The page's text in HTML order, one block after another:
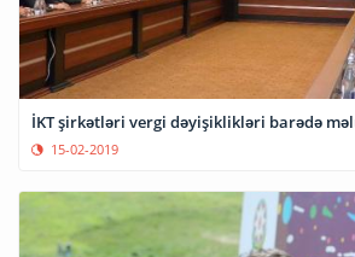
İKT şirkətləri vergi dəyişiklikləri barədə
15-02-2019